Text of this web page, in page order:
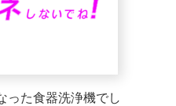
った食器洗浄機でし